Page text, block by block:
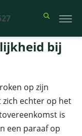
bij
op zijn
zich echter op het
is
een paraaf op